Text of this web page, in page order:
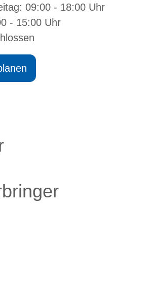
09:00 - 18:00 Uhr
- 15:00 Uhr